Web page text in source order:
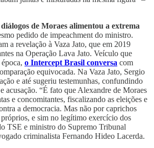
de Moraes alimentou a extrema
pedido de impeachment do ministro.
a revelação à Vaza Jato, que em 2019
na Operação Lava Jato. Veículo que
o Intercept Brasil conversa com
equivocada. Na Vaza Jato, Sergio
e até sugeriu testemunhas, confundindo
acusação. “É fato que Alexandre de Moraes
e concomitantes, fiscalizando as eleições e
a democracia. Mas não por caprichos
próprios, e sim no legítimo exercício dos
TSE e ministro do Supremo Tribunal
criminalista Fernando Hideo Lacerda.